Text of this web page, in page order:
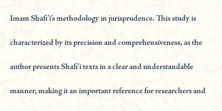
Imam Shafi’i’s methodology in jurisprudence. This study is
characterized by its precision and comprehensiveness, as the
author presents Shafi’i texts in a clear and understandable
manner, making it an important reference for researchers and